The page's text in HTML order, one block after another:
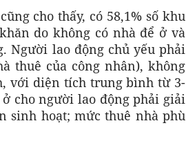
cho thấy, có 58,1% số khu
do không có nhà để ở và
Người lao động chủ yếu phải
thuê của công nhân), không
với diện tích trung bình từ 3-
cho người lao động phải giải
sinh hoạt; mức thuê nhà phù